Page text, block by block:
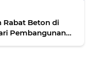
Rabat Beton di
Pembangunan